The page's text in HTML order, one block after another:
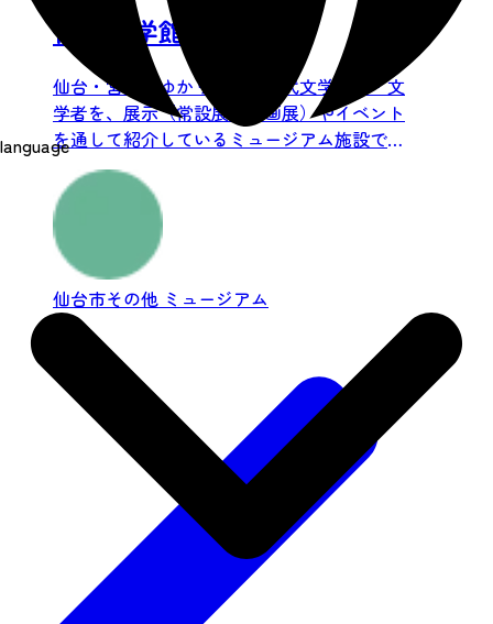
language
仙台文学館
仙台・宮城にゆかりのある近代文学作品・文
学者を、展示（常設展・企画展）やイベント
を通して紹介しているミュージアム施設で
す。台原森林公園に隣接し、...
仙台市その他 ミュージアム